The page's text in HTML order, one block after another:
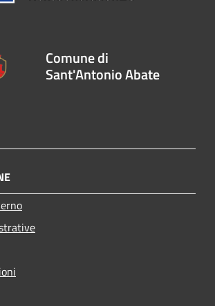
Comune di
Sant'Antonio Abate